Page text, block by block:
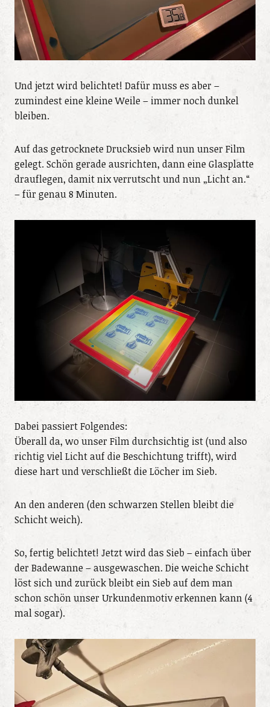
Und jetzt wird belichtet! Dafür muss es aber –
zumindest eine kleine Weile – immer noch dunkel
bleiben.
Auf das getrocknete Drucksieb wird nun unser Film
gelegt. Schön gerade ausrichten, dann eine Glasplatte
drauflegen, damit nix verrutscht und nun „Licht an.“
– für genau 8 Minuten.
Dabei passiert Folgendes:
Überall da, wo unser Film durchsichtig ist (und also
richtig viel Licht auf die Beschichtung trifft), wird
diese hart und verschließt die Löcher im Sieb.
An den anderen (den schwarzen Stellen bleibt die
Schicht weich).
So, fertig belichtet! Jetzt wird das Sieb – einfach über
der Badewanne – ausgewaschen. Die weiche Schicht
löst sich und zurück bleibt ein Sieb auf dem man
schon schön unser Urkundenmotiv erkennen kann (4
mal sogar).